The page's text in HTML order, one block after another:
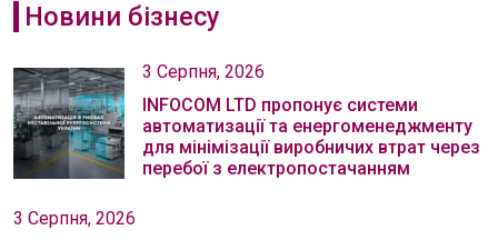
Новини бізнесу
3 Серпня, 2026
INFOCOM LTD пропонує системи
автоматизації та енергоменеджменту
для мінімізації виробничих втрат через
перебої з електропостачанням
3 Серпня, 2026